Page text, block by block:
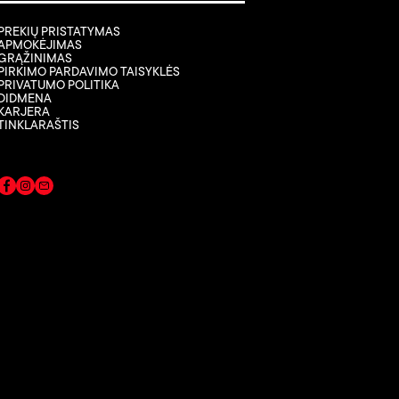
PRISTATYMAS
PARDAVIMO TAISYKLĖS
POLITIKA